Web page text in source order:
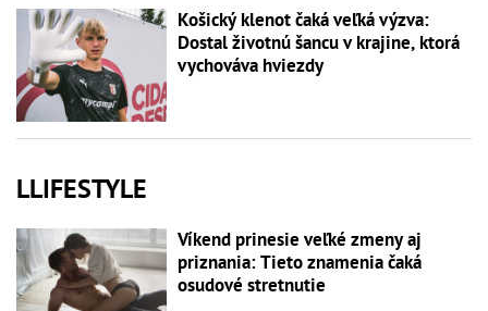
Košický klenot čaká veľká výzva:
Dostal životnú šancu v krajine, ktorá
vychováva hviezdy
LLIFESTYLE
Víkend prinesie veľké zmeny aj
priznania: Tieto znamenia čaká
osudové stretnutie